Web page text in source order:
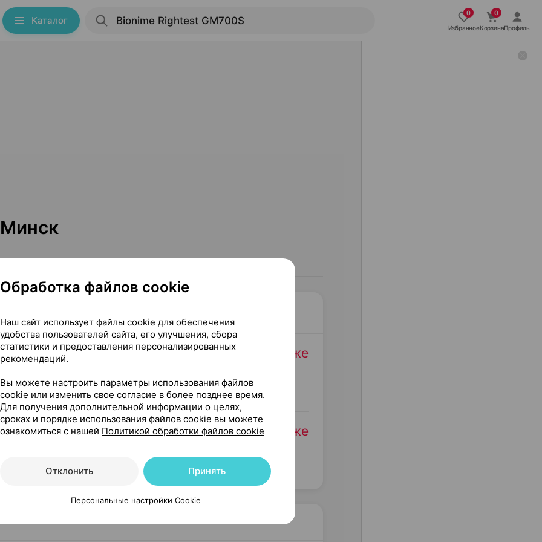
Каталог
ИзбранноеКорзинаПрофиль
полоски
глюкометр + тест-полоски×10 Нет в продаже
глюкометр ×1 Нет в продаже
Обработка файлов cookie
Наш сайт использует файлы cookie для обеспечения
удобства пользователей сайта, его улучшения, сбора
статистики и предоставления персонализированных
рекомендаций.
Вы можете настроить параметры использования файлов
cookie или изменить свое согласие в более позднее время.
Для получения дополнительной информации о целях,
сроках и порядке использования файлов cookie вы можете
ознакомиться с нашей Политикой обработки файлов cookie
Отклонить Принять
Персональные настройки Cookie